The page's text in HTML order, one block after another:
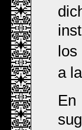
los
a